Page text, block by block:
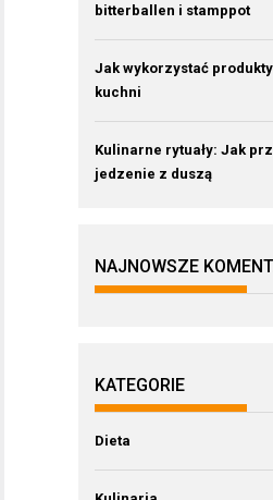
bitterballen i stamppot
Jak wykorzystać
kuchni
Kulinarne rytuały: Jak
jedzenie z duszą
NAJNOWSZE
KATEGORIE
Dieta